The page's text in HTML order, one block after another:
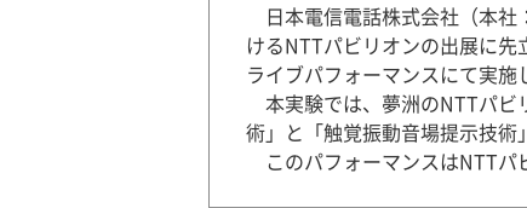
日本電信電話株式会社（本
けるNTTパビリオンの出展に
ライブパフォーマンスにて実施
本実験では、夢洲のNTTパビ
術」と「触覚振動音場提示技術
このパフォーマンスはNTTパ